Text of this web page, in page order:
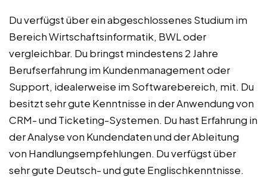
Du verfügst über ein abgeschlossenes Studium im
Bereich Wirtschaftsinformatik, BWL oder
vergleichbar. Du bringst mindestens 2 Jahre
Berufserfahrung im Kundenmanagement oder
Support, idealerweise im Softwarebereich, mit. Du
besitzt sehr gute Kenntnisse in der Anwendung von
CRM- und Ticketing-Systemen. Du hast Erfahrung in
der Analyse von Kundendaten und der Ableitung
von Handlungsempfehlungen. Du verfügst über
sehr gute Deutsch- und gute Englischkenntnisse.